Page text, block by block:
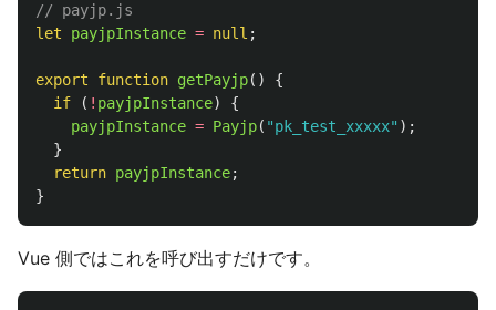
// payjp.js
let
payjpInstance = null ;
export function getPayjp()
{
if
( ! payjpInstance)
{
payjpInstance = Payjp( "pk_test_xxxxx" );
}
return payjpInstance;
}
Vue 側ではこれを呼び出すだけです。